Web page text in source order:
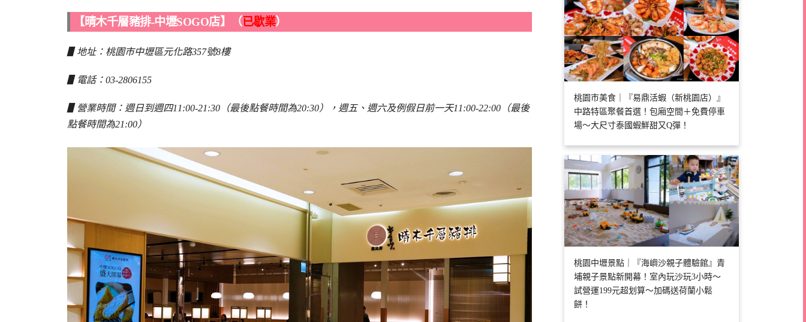
【晴木千層豬排-中壢SOGO店】（已歇業）
▋地址：桃園市中壢區元化路357號8樓
▋電話：03-2806155
▋營業時間：週日到週四11:00-21:30（最後點餐時間為20:30），週五、週六及例假日前一天11:00-22:00（最後
點餐時間為21:00）
桃園市美食｜『易鼎活蝦（新桃園店）』
中路特區聚餐首選！包廂空間＋免費停車
場～大尺寸泰國蝦鮮甜又Q彈！
桃園中壢景點｜『海嶼沙親子體驗館』青
埔親子景點新開幕！室內玩沙玩3小時～
試營運199元超划算～加碼送荷蘭小鬆
餅！